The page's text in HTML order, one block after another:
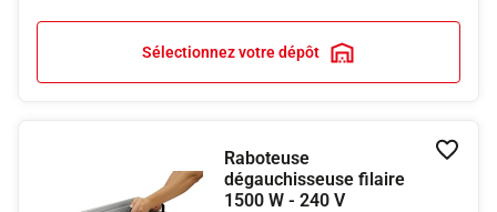
Sélectionnez votre dépôt
Raboteuse
dégauchisseuse filaire
1500 W - 240 V